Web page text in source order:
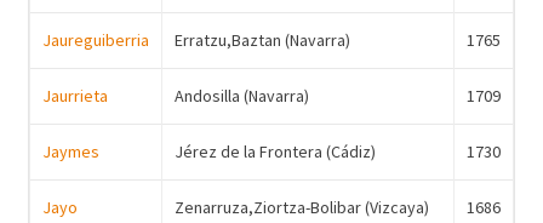
Jaureguiberria Erratzu,Baztan (Navarra) 1765
Jaurrieta Andosilla (Navarra) 1709
Jaymes Jérez de la Frontera (Cádiz) 1730
Jayo Zenarruza,Ziortza-Bolibar (Vizcaya) 1686